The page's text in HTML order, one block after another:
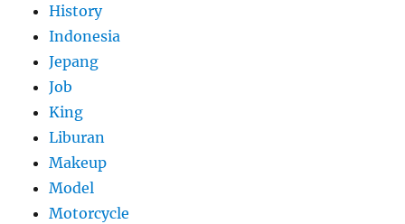
History
Indonesia
Jepang
Job
King
Liburan
Makeup
Model
Motorcycle